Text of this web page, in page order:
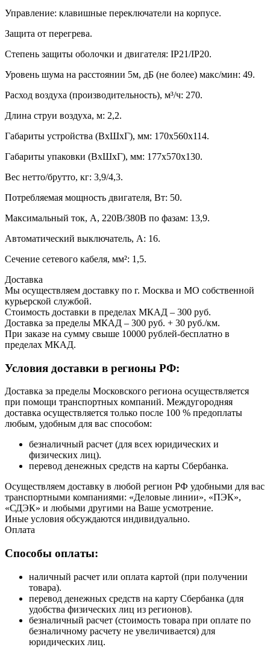
Управление: клавишные переключатели на корпусе.
Защита от перегрева.
Степень защиты оболочки и двигателя: IP21/IP20.
Уровень шума на расстоянии 5м, дБ (не более) макс/мин: 49.
Расход воздуха (производительность), м³/ч: 270.
Длина струи воздуха, м: 2,2.
Габариты устройства (ВхШхГ), мм: 170х560х114.
Габариты упаковки (ВхШхГ), мм: 177х570х130.
Вес нетто/брутто, кг: 3,9/4,3.
Потребляемая мощность двигателя, Вт: 50.
Максимальный ток, А, 220В/380В по фазам: 13,9.
Автоматический выключатель, А: 16.
Сечение сетевого кабеля, мм²: 1,5.
Доставка
Мы осуществляем доставку по г. Москва и МО собственной
курьерской службой.
Стоимость доставки в пределах МКАД – 300 руб.
Доставка за пределы МКАД – 300 руб. + 30 руб./км.
При заказе на сумму свыше 10000 рублей-бесплатно в
пределах МКАД.
Условия доставки в регионы РФ:
Доставка за пределы Московского региона осуществляется
при помощи транспортных компаний. Междугородняя
доставка осуществляется только после 100 % предоплаты
любым, удобным для вас способом:
безналичный расчет (для всех юридических и
физических лиц).
перевод денежных средств на карты Сбербанка.
Осуществляем доставку в любой регион РФ удобными для вас
транспортными компаниями: «Деловые линии», «ПЭК»,
«СДЭК» и любыми другими на Ваше усмотрение.
Иные условия обсуждаются индивидуально.
Оплата
Способы оплаты:
наличный расчет или оплата картой (при получении
товара).
перевод денежных средств на карту Сбербанка (для
удобства физических лиц из регионов).
безналичный расчет (стоимость товара при оплате по
безналичному расчету не увеличивается) для
юридических лиц.